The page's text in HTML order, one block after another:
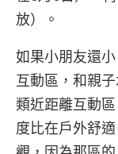
放）。
如果小朋友還
互動區，和親
類近距離互動
度比在戶外舒